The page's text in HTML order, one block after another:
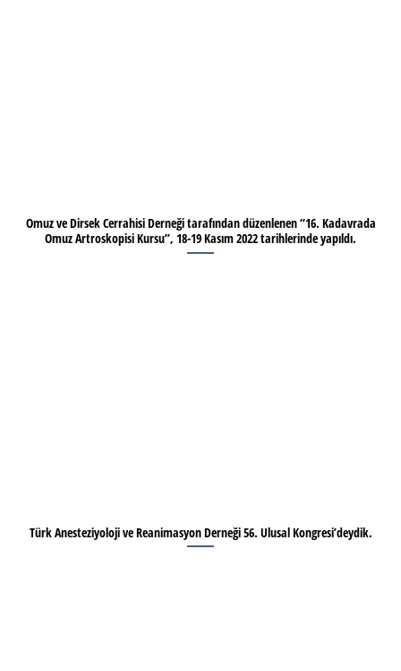
Omuz ve Dirsek Cerrahisi Derneği tarafından düzenlenen “16. Kadavrada
Omuz Artroskopisi Kursu”, 18-19 Kasım 2022 tarihlerinde yapıldı.
Türk Anesteziyoloji ve Reanimasyon Derneği 56. Ulusal Kongresi’deydik.